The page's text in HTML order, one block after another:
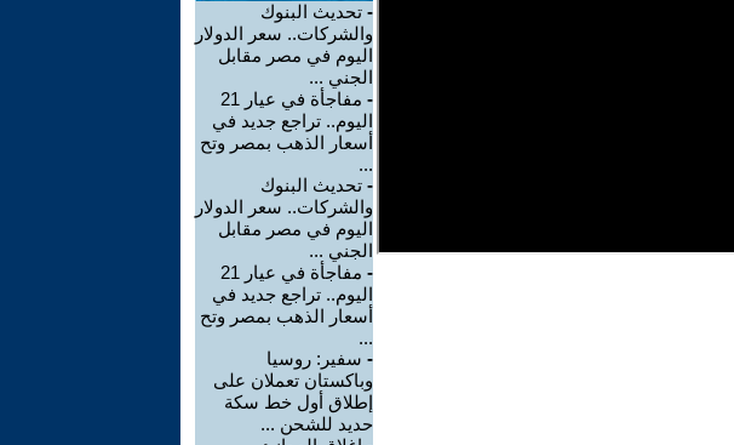
- تحديث البنوك
والشركات.. سعر الدولار
اليوم في مصر مقابل
الجني ...
-
مفاجأة في عيار 21
اليوم.. تراجع جديد في
أسعار الذهب بمصر وتح
...
- تحديث البنوك
والشركات.. سعر الدولار
اليوم في مصر مقابل
الجني ...
-
مفاجأة في عيار 21
اليوم.. تراجع جديد في
أسعار الذهب بمصر وتح
...
- سفير: روسيا
وباكستان تعملان على
إطلاق أول خط سكة
حديد للشحن ...